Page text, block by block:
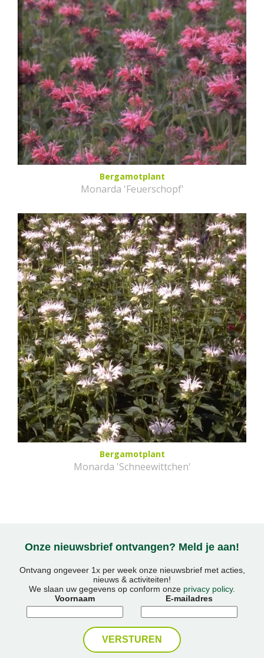
Bergamotplant
Monarda 'Feuerschopf'
Bergamotplant
Monarda 'Schneewittchen'
Onze nieuwsbrief ontvangen? Meld je aan!
Ontvang ongeveer 1x per week onze nieuwsbrief met acties,
nieuws & activiteiten!
We slaan uw gegevens op conform onze privacy policy.
Voornaam
E-mailadres